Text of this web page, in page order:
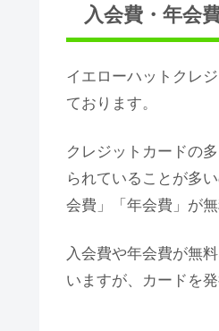
入会費・年会
イエローハットクレ
ております。
クレジットカードの
られていることが多
会費」「年会費」が無
入会費や年会費が無
いますが、カードを